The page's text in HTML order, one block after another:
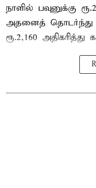
நாளில் பவுனுக்கு
அதனைத் தொடர்ந்து
ரூ.2,160